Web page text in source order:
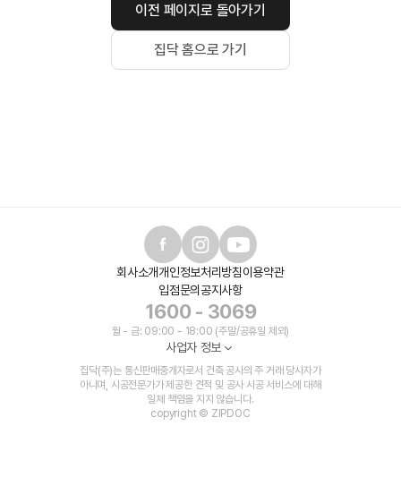
이전 페이지로 돌아가기
집닥 홈으로 가기
회사소개개인정보처리방침이용약관
입점문의 공지사항
1600 - 3069
월 - 금: 09:00 - 18:00 (주말/공휴일 제외)
사업자 정보
집닥(주)는 통신판매중개자로서 건축 공사의 주 거래 당사자가
아니며, 시공전문가가 제공한 견적 및 공사 시공 서비스에 대해
일체 책임을 지지 않습니다.
copyright © ZIPDOC